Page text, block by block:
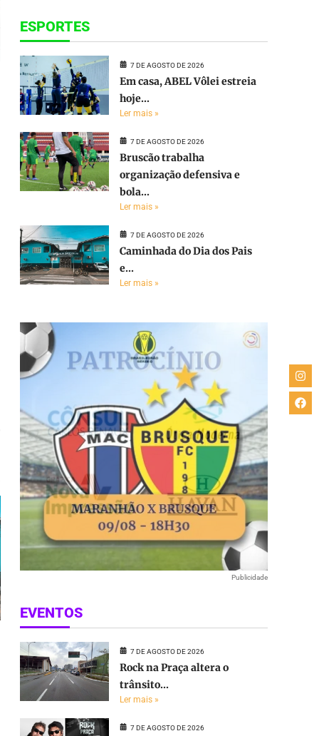
ESPORTES
7 DE AGOSTO DE 2026
Em casa, ABEL Vôlei estreia
hoje...
Ler mais »
7 DE AGOSTO DE 2026
Bruscão trabalha
organização defensiva e
bola...
Ler mais »
7 DE AGOSTO DE 2026
Caminhada do Dia dos Pais
e...
Ler mais »
Publicidade
EVENTOS
7 DE AGOSTO DE 2026
Rock na Praça altera o
trânsito...
Ler mais »
7 DE AGOSTO DE 2026